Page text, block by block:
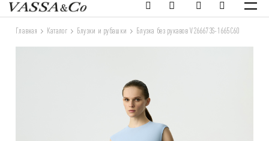
Главная Каталог Блузки и рубашки Блузка без рукавов V266673S-1665C60